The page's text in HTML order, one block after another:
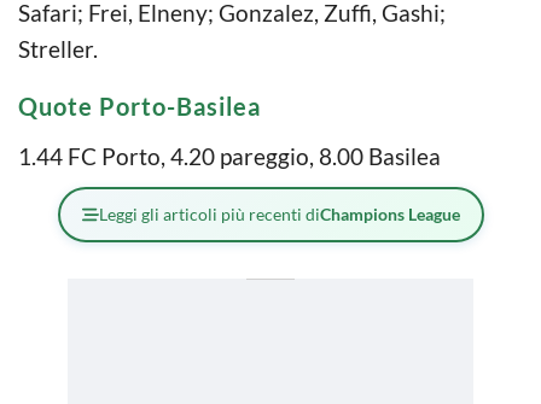
Safari; Frei, Elneny; Gonzalez, Zuffi, Gashi;
Streller.
Quote Porto-Basilea
1.44 FC Porto, 4.20 pareggio, 8.00 Basilea
Leggi gli articoli più recenti diChampions League